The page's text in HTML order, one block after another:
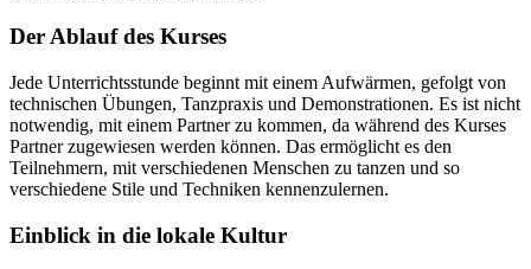
Der Ablauf des Kurses
Jede Unterrichtsstunde beginnt mit einem Aufwärmen, gefolgt von
technischen Übungen, Tanzpraxis und Demonstrationen. Es ist nicht
notwendig, mit einem Partner zu kommen, da während des Kurses
Partner zugewiesen werden können. Das ermöglicht es den
Teilnehmern, mit verschiedenen Menschen zu tanzen und so
verschiedene Stile und Techniken kennenzulernen.
Einblick in die lokale Kultur